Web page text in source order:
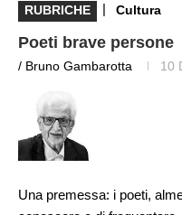
RUBRICHE | Cultura
Poeti brave persone
/ Bruno Gambarotta 10
Una premessa: i poeti,